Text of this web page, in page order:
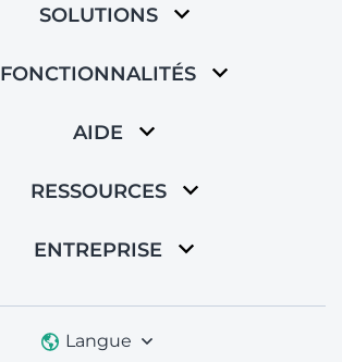
SOLUTIONS
FONCTIONNALITÉS
AIDE
RESSOURCES
ENTREPRISE
Langue